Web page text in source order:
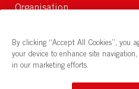
Organisation
Lediga jobb
Nyheter och pressrum
Restaurang och konferens:
By clicking “Accept All Cookies”, you
your device to enhance site
in our marketing efforts.